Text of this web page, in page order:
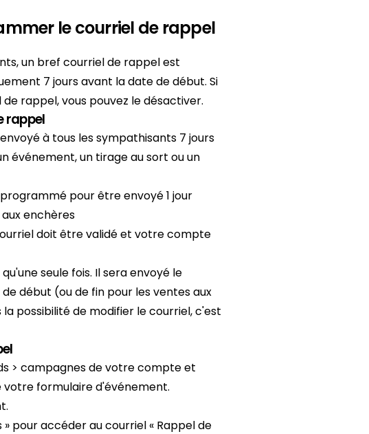
le courriel de rappel
un bref courriel de rappel est
7 jours avant la date de début. Si
rappel, vous pouvez le désactiver.
rappel
à tous les sympathisants 7 jours
événement, un tirage au sort ou un
pour être envoyé 1 jour
enchères
doit être validé et votre compte
seule fois. Il sera envoyé le
début (ou de fin pour les ventes aux
possibilité de modifier le courriel, c'est
> campagnes de votre compte et
votre formulaire d'événement.
pour accéder au courriel « Rappel de